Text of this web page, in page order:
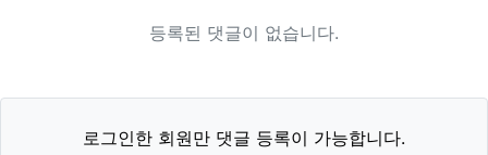
등록된 댓글이 없습니다.
로그인한 회원만 댓글 등록이 가능합니다.